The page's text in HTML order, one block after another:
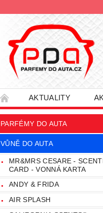
AKTUALITY
HODNOCENÍ OBCHODU
INFORMACE - SLEVOVÉ
PARFÉMY DO AUTA
VŮNĚ DO AUTA
MR&MRS CESARE -
CARD - VONNÁ KARTA
ANDY & FRIDA
AIR SPLASH